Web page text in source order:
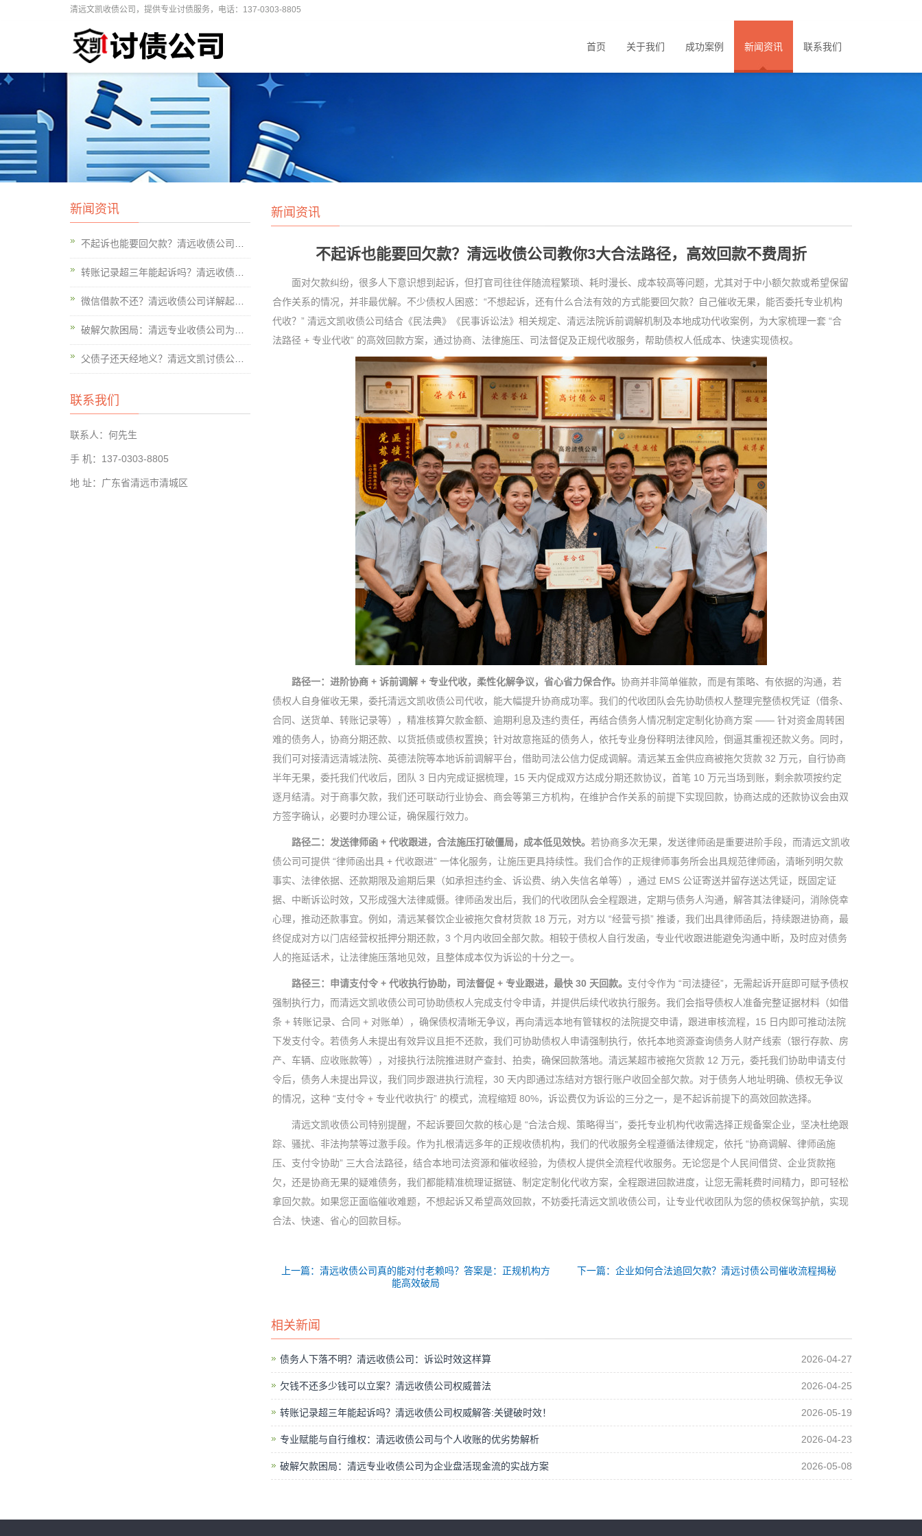
清远文凯收债公司，提供专业讨债服务，电话：137-0303-8805
首页 关于我们 成功案例 新闻资讯 联系我们
新闻资讯
不起诉也能要回欠款？清远收债公司教你3大合法路径，高效回款不费周折
面对欠款纠纷，很多人下意识想到起诉，但打官司往往伴随流程繁琐、耗时漫长、成本较高等问题，尤其对于中小额欠款或希望保留
合作关系的情况，并非最优解。不少债权人困惑：“不想起诉，还有什么合法有效的方式能要回欠款？自己催收无果，能否委托专业机构
代收？” 清远文凯收债公司结合《民法典》《民事诉讼法》相关规定、清远法院诉前调解机制及本地成功代收案例，为大家梳理一套 “合
法路径 + 专业代收” 的高效回款方案，通过协商、法律施压、司法督促及正规代收服务，帮助债权人低成本、快速实现债权。
路径一：进阶协商 + 诉前调解 + 专业代收，柔性化解争议，省心省力保合作。 协商并非简单催款，而是有策略、有依据的沟通，若
债权人自身催收无果，委托清远文凯收债公司代收，能大幅提升协商成功率。我们的代收团队会先协助债权人整理完整债权凭证（借条、
合同、送货单、转账记录等），精准核算欠款金额、逾期利息及违约责任，再结合债务人情况制定定制化协商方案 —— 针对资金周转困
难的债务人，协商分期还款、以货抵债或债权置换；针对故意拖延的债务人，依托专业身份释明法律风险，倒逼其重视还款义务。同时，
我们可对接清远清城法院、英德法院等本地诉前调解平台，借助司法公信力促成调解。清远某五金供应商被拖欠货款 32 万元，自行协商
半年无果，委托我们代收后，团队 3 日内完成证据梳理，15 天内促成双方达成分期还款协议，首笔 10 万元当场到账，剩余款项按约定
逐月结清。对于商事欠款，我们还可联动行业协会、商会等第三方机构，在维护合作关系的前提下实现回款，协商达成的还款协议会由双
方签字确认，必要时办理公证，确保履行效力。
路径二：发送律师函 + 代收跟进，合法施压打破僵局，成本低见效快。 若协商多次无果，发送律师函是重要进阶手段，而清远文凯收
债公司可提供 “律师函出具 + 代收跟进” 一体化服务，让施压更具持续性。我们合作的正规律师事务所会出具规范律师函，清晰列明欠款
事实、法律依据、还款期限及逾期后果（如承担违约金、诉讼费、纳入失信名单等），通过 EMS 公证寄送并留存送达凭证，既固定证
据、中断诉讼时效，又形成强大法律威慑。律师函发出后，我们的代收团队会全程跟进，定期与债务人沟通，解答其法律疑问，消除侥幸
心理，推动还款事宜。例如，清远某餐饮企业被拖欠食材货款 18 万元，对方以 “经营亏损” 推诿，我们出具律师函后，持续跟进协商，最
终促成对方以门店经营权抵押分期还款，3 个月内收回全部欠款。相较于债权人自行发函，专业代收跟进能避免沟通中断，及时应对债务
人的拖延话术，让法律施压落地见效，且整体成本仅为诉讼的十分之一。
路径三：申请支付令 + 代收执行协助，司法督促 + 专业跟进，最快 30 天回款。 支付令作为 “司法捷径”，无需起诉开庭即可赋予债权
强制执行力，而清远文凯收债公司可协助债权人完成支付令申请，并提供后续代收执行服务。我们会指导债权人准备完整证据材料（如借
条 + 转账记录、合同 + 对账单），确保债权清晰无争议，再向清远本地有管辖权的法院提交申请，跟进审核流程，15 日内即可推动法院
下发支付令。若债务人未提出有效异议且拒不还款，我们可协助债权人申请强制执行，依托本地资源查询债务人财产线索（银行存款、房
产、车辆、应收账款等），对接执行法院推进财产查封、拍卖，确保回款落地。清远某超市被拖欠货款 12 万元，委托我们协助申请支付
令后，债务人未提出异议，我们同步跟进执行流程，30 天内即通过冻结对方银行账户收回全部欠款。对于债务人地址明确、债权无争议
的情况，这种 “支付令 + 专业代收执行” 的模式，流程缩短 80%，诉讼费仅为诉讼的三分之一，是不起诉前提下的高效回款选择。
清远文凯收债公司特别提醒，不起诉要回欠款的核心是 “合法合规、策略得当”，委托专业机构代收需选择正规备案企业，坚决杜绝跟
踪、骚扰、非法拘禁等过激手段。作为扎根清远多年的正规收债机构，我们的代收服务全程遵循法律规定，依托 “协商调解、律师函施
压、支付令协助” 三大合法路径，结合本地司法资源和催收经验，为债权人提供全流程代收服务。无论您是个人民间借贷、企业货款拖
欠，还是协商无果的疑难债务，我们都能精准梳理证据链、制定定制化代收方案，全程跟进回款进度，让您无需耗费时间精力，即可轻松
拿回欠款。如果您正面临催收难题，不想起诉又希望高效回款，不妨委托清远文凯收债公司，让专业代收团队为您的债权保驾护航，实现
合法、快速、省心的回款目标。
上一篇：清远收债公司真的能对付老赖吗？答案是：正规机构方
能高效破局
下一篇：企业如何合法追回欠款？清远讨债公司催收流程揭秘
相关新闻
债务人下落不明？清远收债公司：诉讼时效这样算 2026-04-27
欠钱不还多少钱可以立案？清远收债公司权威普法 2026-04-25
转账记录超三年能起诉吗？清远收债公司权威解答:关键破时效！ 2026-05-19
专业赋能与自行维权：清远收债公司与个人收账的优劣势解析 2026-04-23
破解欠款困局：清远专业收债公司为企业盘活现金流的实战方案 2026-05-08
新闻资讯
联系我们
联系人：何先生
手 机：137-0303-8805
地 址：广东省清远市清城区